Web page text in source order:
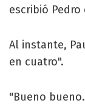
escribió Pedro
Al instante,
en cuatro".
"Bueno